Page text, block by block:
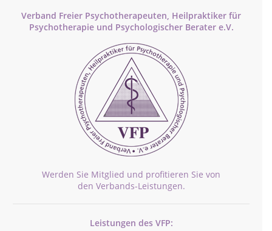
Verband Freier Psychotherapeuten, Heilpraktiker für
Psychotherapie und Psychologischer Berater e.V.
Werden Sie Mitglied und profitieren Sie von
den Verbands-Leistungen.
Leistungen des VFP: